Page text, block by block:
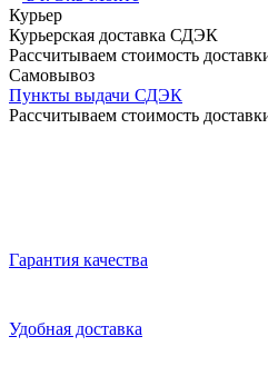
Курьер
Курьерская доставка СДЭК
Рассчитываем стоимость
Самовывоз
Пункты выдачи СДЭК
Рассчитываем стоимость
Гарантия качества
Удобная доставка